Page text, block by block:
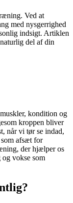
Ved at
med nysgerrighed
indsigt. Artiklen
del af din
kondition og
kroppen bliver
når vi tør se indad,
afsæt for
der hjælper os
og vokse som